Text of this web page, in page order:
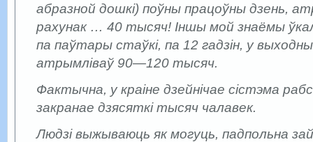
абразной дошкі) поўны працоўны дзень,
рахунак … 40 тысяч! Іншы мой знаёмы
па паўтары стаўкі, па 12 гадзін, у
атрымліваў 90—120 тысяч.
Фактычна, у краіне дзейнічае сістэма
закранае дзясяткі тысяч чалавек.
Людзі выжываюць як могуць, падпольна